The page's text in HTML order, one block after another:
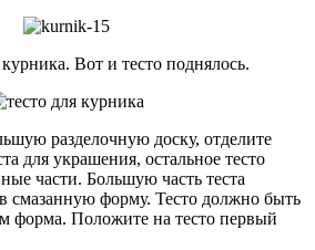
Вот и тесто поднялось.
разделочную доску, отделите
для украшения, остальное тесто
части. Большую часть теста
смазанную форму. Тесто должно быть
форма. Положите на тесто первый